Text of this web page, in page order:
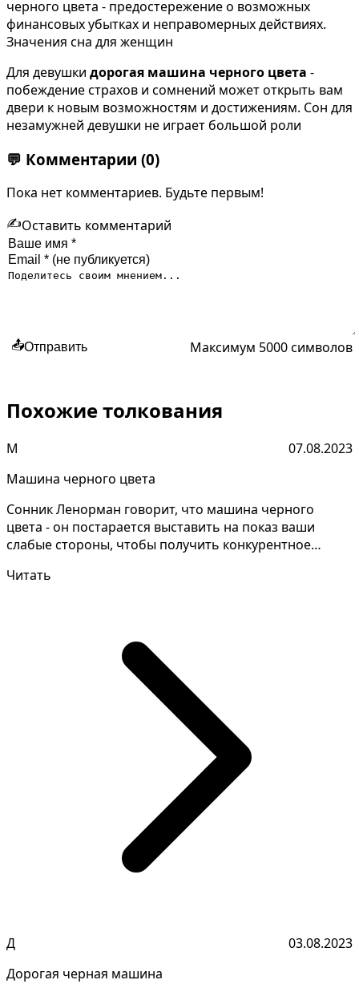
черного цвета - предостережение о возможных
финансовых убытках и неправомерных действиях.
Значения сна для женщин
Для девушки дорогая машина черного цвета -
побеждение страхов и сомнений может открыть вам
двери к новым возможностям и достижениям. Сон для
незамужней девушки не играет большой роли
💬 Комментарии (0)
Пока нет комментариев. Будьте первым!
✍️Оставить комментарий
📤Отправить Максимум 5000 символов
Похожие толкования
М
07.08.2023
Машина черного цвета
Сонник Ленорман говорит, что машина черного
цвета - он постарается выставить на показ ваши
слабые стороны, чтобы получить конкурентное
Читать
Д
03.08.2023
Дорогая черная машина